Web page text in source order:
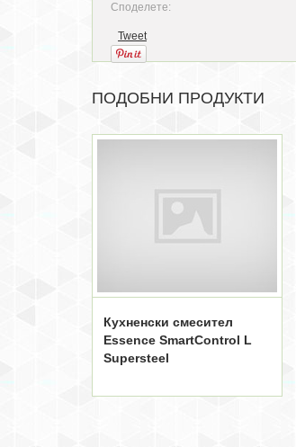
Споделете:
Tweet
ПОДОБНИ ПРОДУКТИ
Кухненски смесител
Essence SmartControl L
Supersteel